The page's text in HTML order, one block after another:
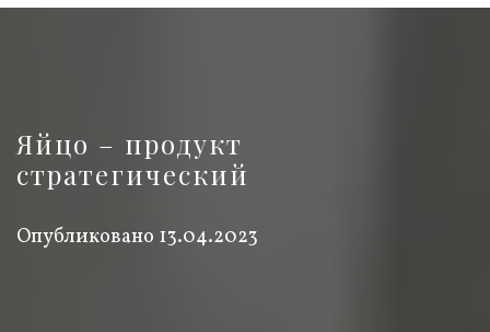
Яйцо – продукт
стратегический
Опубликовано 13.04.2023